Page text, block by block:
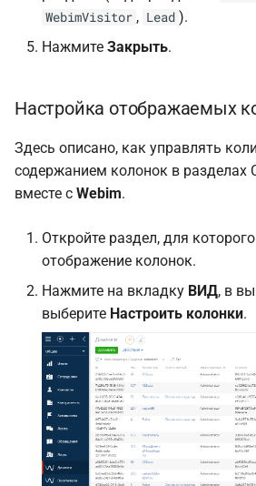
WebimVisitor , Lead ).
Нажмите Закрыть.
Настройка отображаемых
Здесь описано, как управлять
содержанием колонок в разделах
вместе с Webim.
Откройте раздел, для
отображение колонок.
Нажмите на вкладку ВИД, в
выберите Настроить колонки.